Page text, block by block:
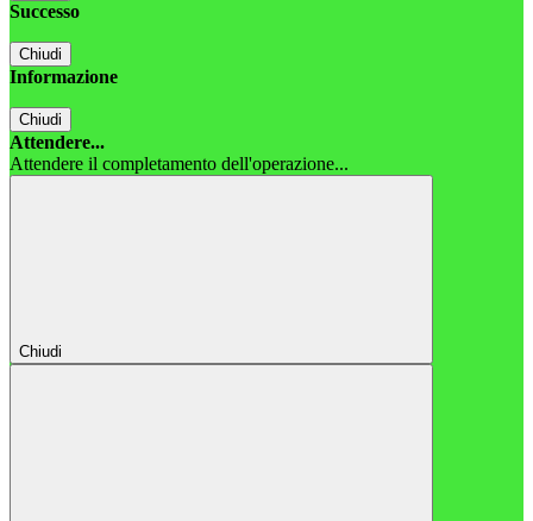
Successo
Chiudi
Informazione
Chiudi
Attendere...
Attendere il completamento dell'operazione...
Chiudi